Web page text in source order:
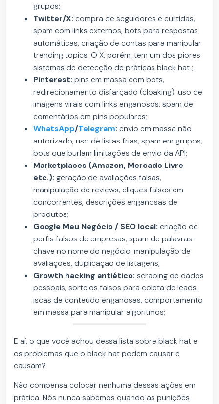
grupos;
Twitter/X: compra de seguidores e curtidas,
spam com links externos, bots para respostas
automáticas, criação de contas para manipular
trending topics. O X, porém, tem um dos piores
sistemas de detecção de práticas black hat ;
Pinterest: pins em massa com bots,
redirecionamento disfarçado (cloaking), uso de
imagens virais com links enganosos, spam de
comentários em pins populares;
WhatsApp/Telegram: envio em massa não
autorizado, uso de listas frias, spam em grupos,
bots que burlam limitações de envio da API;
Marketplaces (Amazon, Mercado Livre
etc.): geração de avaliações falsas,
manipulação de reviews, cliques falsos em
concorrentes, descrições enganosas de
produtos;
Google Meu Negócio / SEO local: criação de
perfis falsos de empresas, spam de palavras-
chave no nome do negócio, manipulação de
avaliações, duplicação de listagens;
Growth hacking antiético: scraping de dados
pessoais, sorteios falsos para coleta de leads,
iscas de conteúdo enganosas, comportamento
em massa para manipular algoritmos;
E aí, o que você achou dessa lista sobre black hat e
os problemas que o black hat podem causar e
causam?
Não compensa colocar nenhuma dessas ações em
prática. Nós nunca sabemos quando as punições